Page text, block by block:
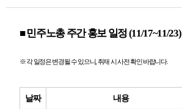
■ 민주노총 주간 홍보 일정(11/17~11/23)
※ 각 일정은 변경될 수 있으니 취재 시 사전 확인 바랍니다.
날짜 내용
부설기관
업무